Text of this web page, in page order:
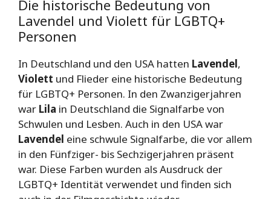
Die historische Bedeutung von
Lavendel und Violett für LGBTQ+
Personen
In Deutschland und den USA hatten Lavendel,
Violett und Flieder eine historische Bedeutung
für LGBTQ+ Personen. In den Zwanzigerjahren
war Lila in Deutschland die Signalfarbe von
Schwulen und Lesben. Auch in den USA war
Lavendel eine schwule Signalfarbe, die vor allem
in den Fünfziger- bis Sechzigerjahren präsent
war. Diese Farben wurden als Ausdruck der
LGBTQ+ Identität verwendet und finden sich